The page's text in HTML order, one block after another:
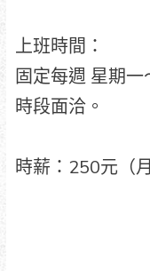
上班時間：
固定每週 星期一
時段面洽。
時薪：250元（